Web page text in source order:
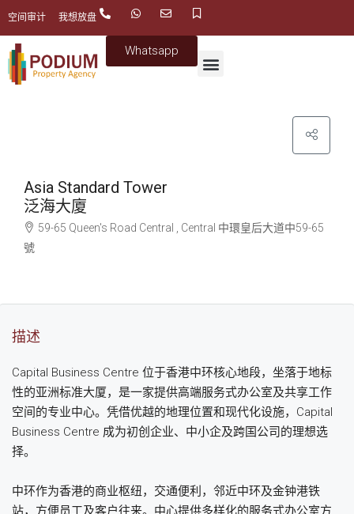
空间审计 我想放盘
Whatsapp
Asia Standard Tower
泛海大廈
59-65 Queen's Road Central , Central 中環皇后大道中59-65
號
描述
Capital Business Centre 位于香港中环核心地段，坐落于地标
性的亚洲标准大厦，是一家提供高端服务式办公室及共享工作
空间的专业中心。凭借优越的地理位置和现代化设施，Capital
Business Centre 成为初创企业、中小企及跨国公司的理想选
择。
中环作为香港的商业枢纽，交通便利，邻近中环及金钟港铁
站，方便员工及客户往来。中心提供多样化的服务式办公室方